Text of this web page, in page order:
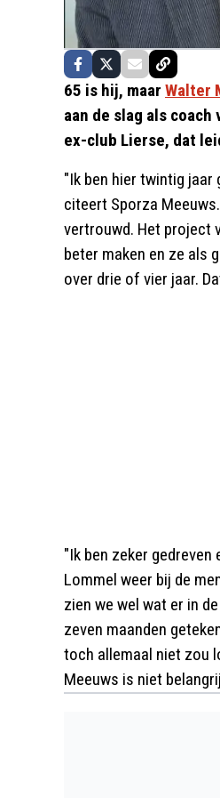
65 is hij, maar Walter
aan de slag als
ex-club Lierse, dat
"Ik ben hier twintig jaar
citeert Sporza
vertrouwd. Het project
beter maken en ze als
over drie of vier jaar.
"Ik ben zeker
Lommel weer bij de
zien we wel wat er in
zeven maanden
toch allemaal niet zou
Meeuws is niet